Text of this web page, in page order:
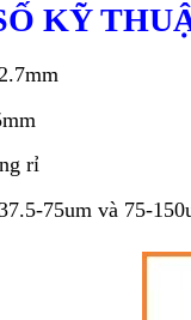
KỸ
rỉ
75um và 75-